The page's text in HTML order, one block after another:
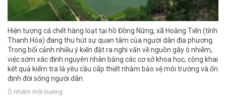
Hiện tượng cá chết hàng loạt tại hồ Đồng Nững, xã Hoằng Tiến (tỉnh
Thanh Hóa) đang thu hút sự quan tâm của người dân địa phương.
Trong bối cảnh nhiều ý kiến đặt ra nghi vấn về nguồn gây ô nhiễm,
việc sớm xác định nguyên nhân bằng các cơ sở khoa học, công khai
kết quả kiểm tra là yêu cầu cấp thiết nhằm bảo vệ môi trường và ổn
định đời sống người dân.
Ô nhiễm môi trường